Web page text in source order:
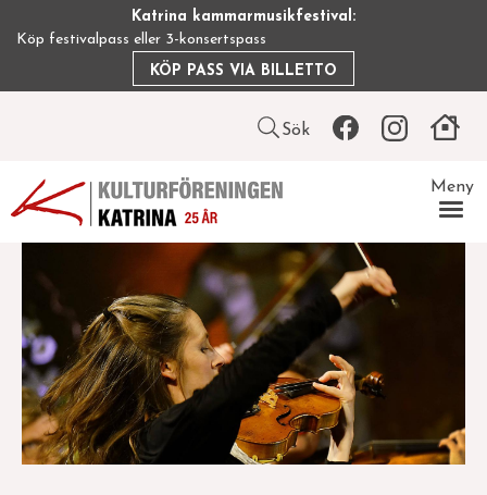
till
Katrina kammarmusikfestival:
Köp festivalpass eller 3-konsertspass
KÖP PASS VIA BILLETTO
Leaderboard
Sök
Meny